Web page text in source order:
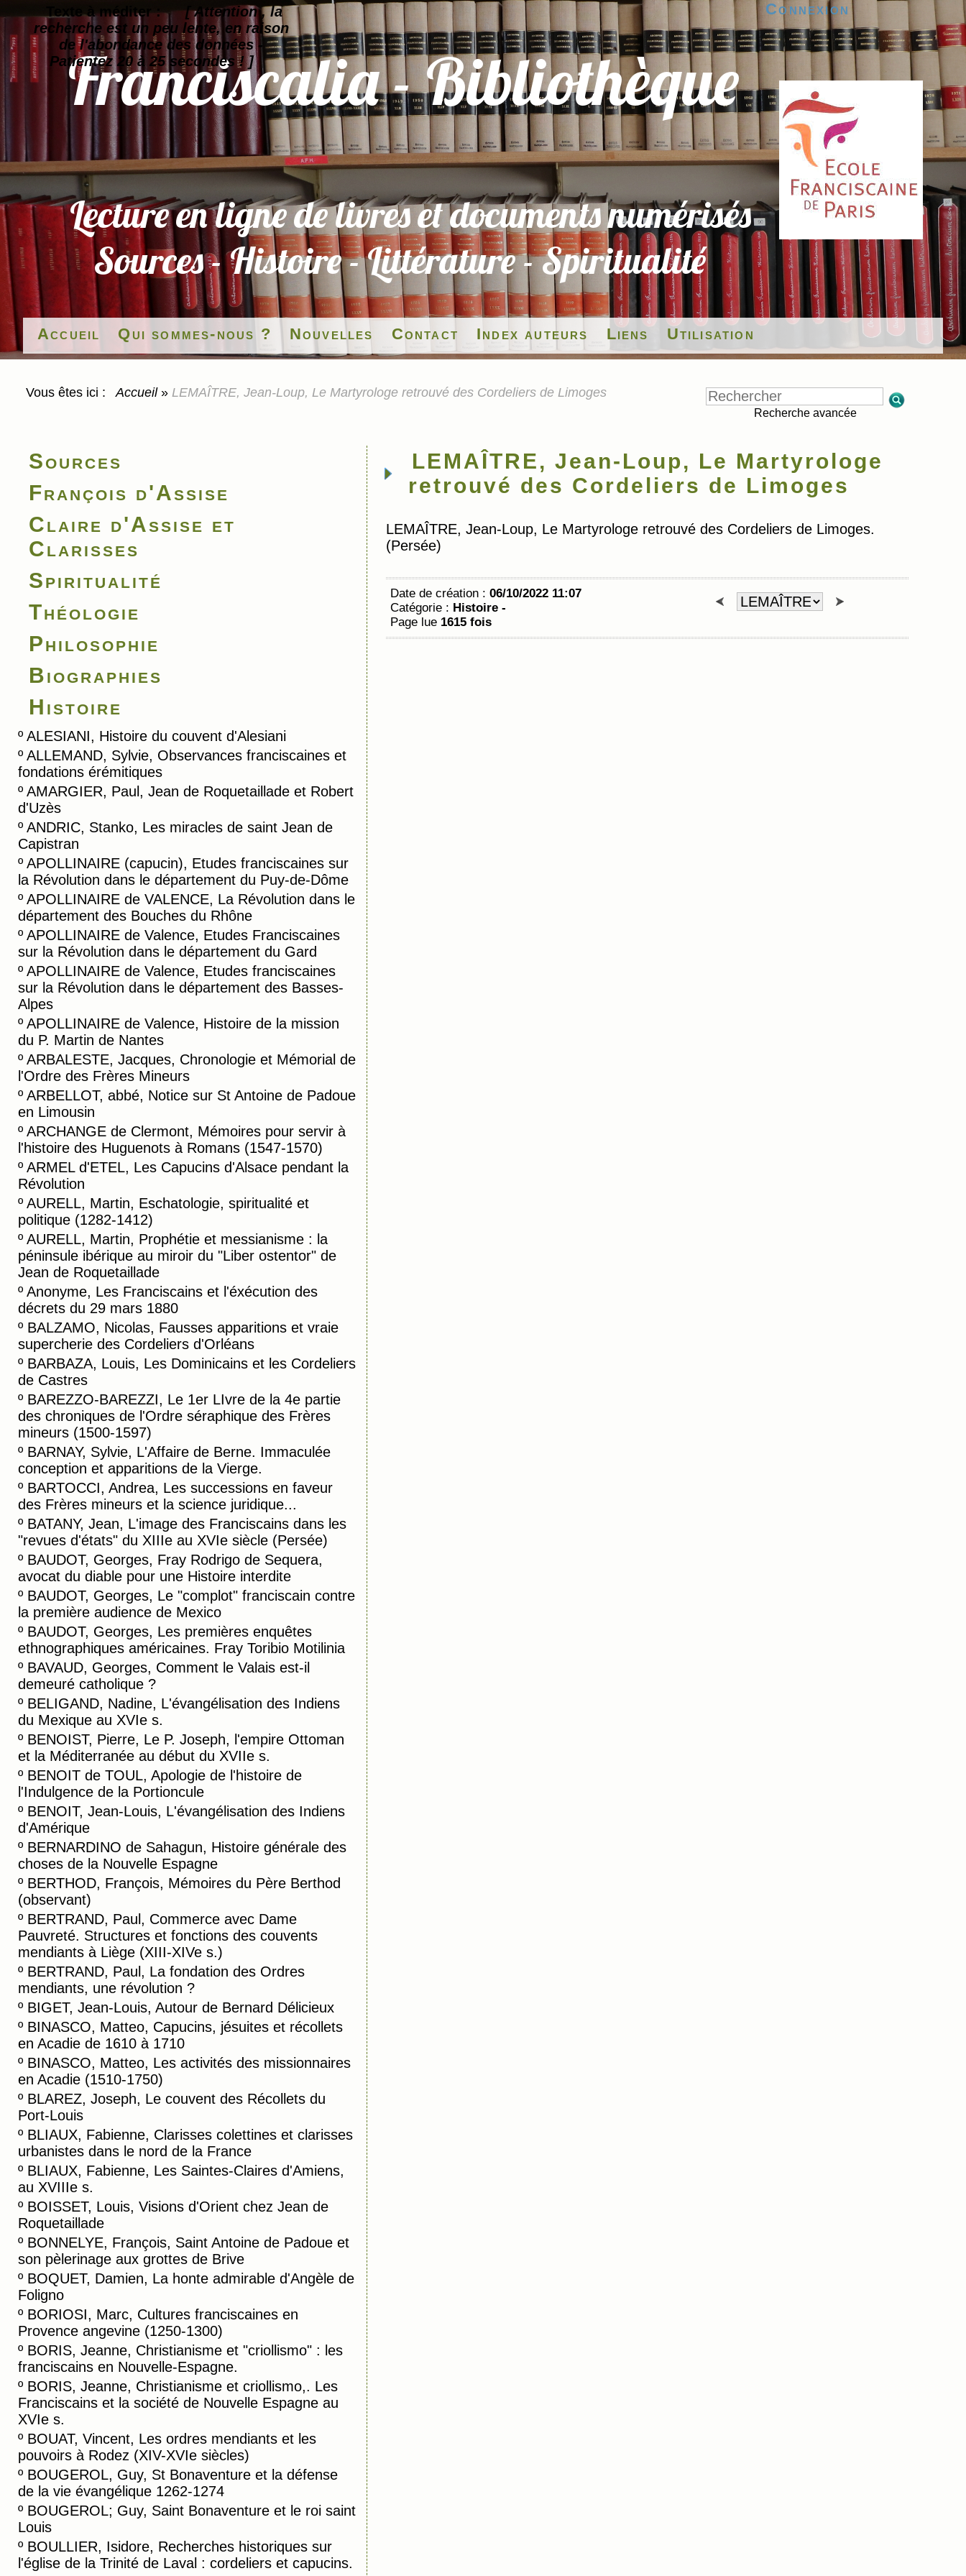
Texte à méditer :
[ Attention , la
recherche est un peu lente, en raison
de l'abondance des données -
Patientez 20 à 25 secondes ! ]
Accueil
Connexion
Qui sommes-nous ? Nouvelles Contact Index auteurs Liens Utilisation
Vous êtes ici : Accueil » LEMAÎTRE, Jean-Loup, Le Martyrologe retrouvé des Cordeliers de Limoges
Recherche avancée
Sources
François d'Assise
Claire d'Assise et
Clarisses
Spiritualité
Théologie
Philosophie
Biographies
Histoire
º ALESIANI, Histoire du couvent d'Alesiani
º ALLEMAND, Sylvie, Observances franciscaines et
fondations érémitiques
º AMARGIER, Paul, Jean de Roquetaillade et Robert
d'Uzès
º ANDRIC, Stanko, Les miracles de saint Jean de
Capistran
º APOLLINAIRE (capucin), Etudes franciscaines sur
la Révolution dans le département du Puy-de-Dôme
º APOLLINAIRE de VALENCE, La Révolution dans le
département des Bouches du Rhône
º APOLLINAIRE de Valence, Etudes Franciscaines
sur la Révolution dans le département du Gard
º APOLLINAIRE de Valence, Etudes franciscaines
sur la Révolution dans le département des Basses-
Alpes
º APOLLINAIRE de Valence, Histoire de la mission
du P. Martin de Nantes
º ARBALESTE, Jacques, Chronologie et Mémorial de
l'Ordre des Frères Mineurs
º ARBELLOT, abbé, Notice sur St Antoine de Padoue
en Limousin
º ARCHANGE de Clermont, Mémoires pour servir à
l'histoire des Huguenots à Romans (1547-1570)
º ARMEL d'ETEL, Les Capucins d'Alsace pendant la
Révolution
º AURELL, Martin, Eschatologie, spiritualité et
politique (1282-1412)
º AURELL, Martin, Prophétie et messianisme : la
péninsule ibérique au miroir du "Liber ostentor" de
Jean de Roquetaillade
º Anonyme, Les Franciscains et l'éxécution des
décrets du 29 mars 1880
º BALZAMO, Nicolas, Fausses apparitions et vraie
supercherie des Cordeliers d'Orléans
º BARBAZA, Louis, Les Dominicains et les Cordeliers
de Castres
º BAREZZO-BAREZZI, Le 1er LIvre de la 4e partie
des chroniques de l'Ordre séraphique des Frères
mineurs (1500-1597)
º BARNAY, Sylvie, L'Affaire de Berne. Immaculée
conception et apparitions de la Vierge.
º BARTOCCI, Andrea, Les successions en faveur
des Frères mineurs et la science juridique...
º BATANY, Jean, L'image des Franciscains dans les
"revues d'états" du XIIIe au XVIe siècle (Persée)
º BAUDOT, Georges, Fray Rodrigo de Sequera,
avocat du diable pour une Histoire interdite
º BAUDOT, Georges, Le "complot" franciscain contre
la première audience de Mexico
º BAUDOT, Georges, Les premières enquêtes
ethnographiques américaines. Fray Toribio Motilinia
º BAVAUD, Georges, Comment le Valais est-il
demeuré catholique ?
º BELIGAND, Nadine, L'évangélisation des Indiens
du Mexique au XVIe s.
º BENOIST, Pierre, Le P. Joseph, l'empire Ottoman
et la Méditerranée au début du XVIIe s.
º BENOIT de TOUL, Apologie de l'histoire de
l'Indulgence de la Portioncule
º BENOIT, Jean-Louis, L'évangélisation des Indiens
d'Amérique
º BERNARDINO de Sahagun, Histoire générale des
choses de la Nouvelle Espagne
º BERTHOD, François, Mémoires du Père Berthod
(observant)
º BERTRAND, Paul, Commerce avec Dame
Pauvreté. Structures et fonctions des couvents
mendiants à Liège (XIII-XIVe s.)
º BERTRAND, Paul, La fondation des Ordres
mendiants, une révolution ?
º BIGET, Jean-Louis, Autour de Bernard Délicieux
º BINASCO, Matteo, Capucins, jésuites et récollets
en Acadie de 1610 à 1710
º BINASCO, Matteo, Les activités des missionnaires
en Acadie (1510-1750)
º BLAREZ, Joseph, Le couvent des Récollets du
Port-Louis
º BLIAUX, Fabienne, Clarisses colettines et clarisses
urbanistes dans le nord de la France
º BLIAUX, Fabienne, Les Saintes-Claires d'Amiens,
au XVIIIe s.
º BOISSET, Louis, Visions d'Orient chez Jean de
Roquetaillade
º BONNELYE, François, Saint Antoine de Padoue et
son pèlerinage aux grottes de Brive
º BOQUET, Damien, La honte admirable d'Angèle de
Foligno
º BORIOSI, Marc, Cultures franciscaines en
Provence angevine (1250-1300)
º BORIS, Jeanne, Christianisme et "criollismo" : les
franciscains en Nouvelle-Espagne.
º BORIS, Jeanne, Christianisme et criollismo,. Les
Franciscains et la société de Nouvelle Espagne au
XVIe s.
º BOUAT, Vincent, Les ordres mendiants et les
pouvoirs à Rodez (XIV-XVIe siècles)
º BOUGEROL, Guy, St Bonaventure et la défense
de la vie évangélique 1262-1274
º BOUGEROL; Guy, Saint Bonaventure et le roi saint
Louis
º BOULLIER, Isidore, Recherches historiques sur
l'église de la Trinité de Laval : cordeliers et capucins.
LEMAÎTRE, Jean-Loup, Le Martyrologe
retrouvé des Cordeliers de Limoges
LEMAÎTRE, Jean-Loup, Le Martyrologe retrouvé des Cordeliers de Limoges.
(Persée)
Date de création : 06/10/2022 11:07
Catégorie : Histoire -
Page lue 1615 fois